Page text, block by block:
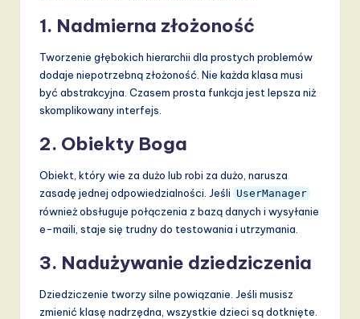
1. Nadmierna złożoność
Tworzenie głębokich hierarchii dla prostych problemów
dodaje niepotrzebną złożoność. Nie każda klasa musi
być abstrakcyjna. Czasem prosta funkcja jest lepsza niż
skomplikowany interfejs.
2. Obiekty Boga
Obiekt, który wie za dużo lub robi za dużo, narusza
zasadę jednej odpowiedzialności. Jeśli UserManager
również obsługuje połączenia z bazą danych i wysyłanie
e-maili, staje się trudny do testowania i utrzymania.
3. Nadużywanie dziedziczenia
Dziedziczenie tworzy silne powiązanie. Jeśli musisz
zmienić klasę nadrzędna, wszystkie dzieci są dotknięte.